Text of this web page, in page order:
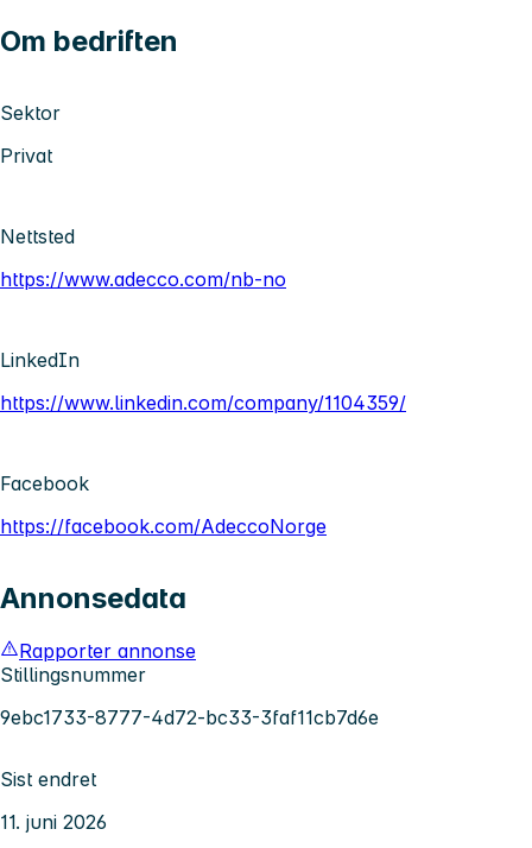
Om bedriften
Sektor
Privat
Nettsted
https://www.adecco.com/nb-no
LinkedIn
https://www.linkedin.com/company/1104359/
Facebook
https://facebook.com/AdeccoNorge
Annonsedata
Rapporter annonse
Stillingsnummer
9ebc1733-8777-4d72-bc33-3faf11cb7d6e
Sist endret
11. juni 2026